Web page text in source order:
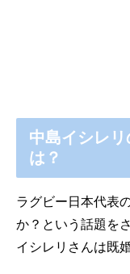
中島イシレ
は？
ラグビー日本代表
か？という話題を
イシレリさんは既